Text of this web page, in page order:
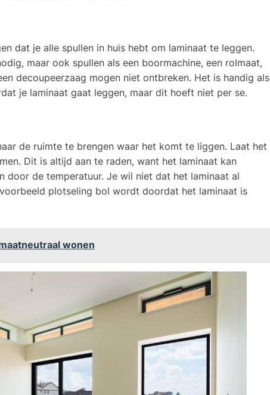
dat je alle spullen in huis hebt om laminaat te leggen.
maar ook spullen als een boormachine, een rolmaat,
decoupeerzaag mogen niet ontbreken. Het is handig als
je laminaat gaat leggen, maar dit hoeft niet per se.
de ruimte te brengen waar het komt te liggen. Laat het
Dit is altijd aan te raden, want het laminaat kan
door de temperatuur. Je wil niet dat het laminaat al
plotseling bol wordt doordat het laminaat is
wonen